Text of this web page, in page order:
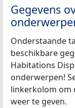
Gegevens
Onderstaande
beschikbare
Habitations
onderwerpen!
linkerkolom om
weer te geven.